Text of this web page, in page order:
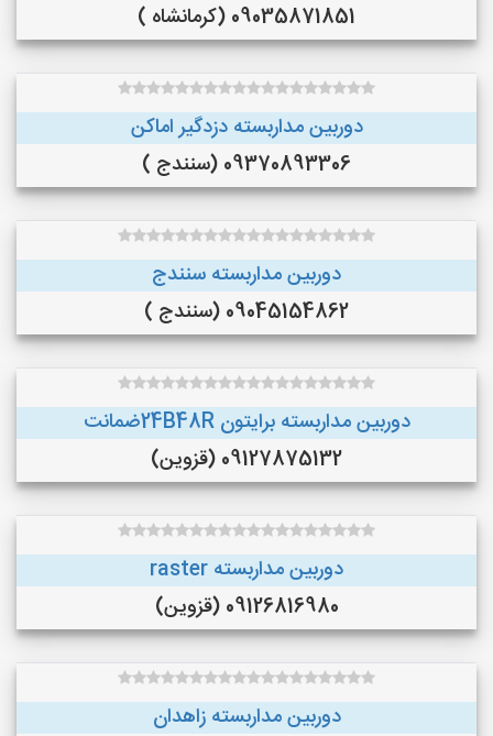
09035871851 (کرمانشاه )
دوربین مداربسته دزدگیر اماکن
09370893306 (سنندج )
دوربین مداربسته سنندج
09045154862 (سنندج )
دوربین مداربسته برایتون 24B48Rضمانت
09127875132 (قزوین)
دوربین مداربسته raster
09126816980 (قزوین)
دوربین مداربسته زاهدان